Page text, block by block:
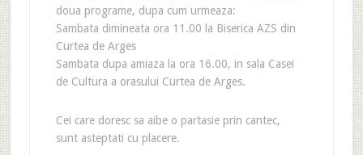
doua programe, dupa cum urmeaza:
Sambata dimineata ora 11.00 la Biserica AZS din
Curtea de Arges
Sambata dupa amiaza la ora 16.00, in sala Casei
de Cultura a orasului Curtea de Arges.
Cei care doresc sa aibe o partasie prin cantec,
sunt asteptati cu placere.